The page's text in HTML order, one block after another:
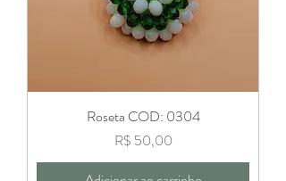
Roseta COD: 0304
Preço
R$ 50,00